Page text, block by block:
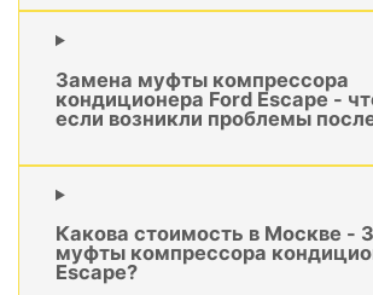
Замена муфты компрессора
кондиционера Ford Escape -
если возникли проблемы
Какова стоимость в Москве -
муфты компрессора
Escape?